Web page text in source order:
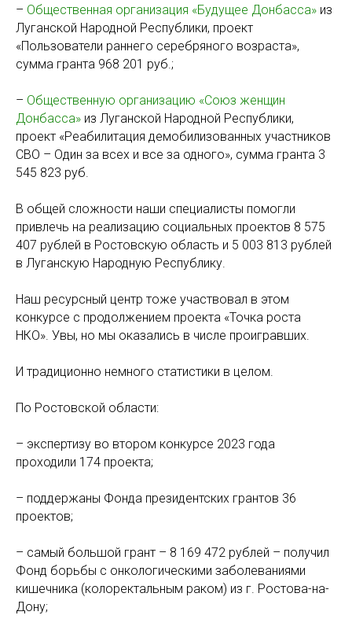
– Общественная организация «Будущее Донбасса» из
Луганской Народной Республики, проект
«Пользователи раннего серебряного возраста»,
сумма гранта 968 201 руб.;
– Общественную организацию «Союз женщин
Донбасса» из Луганской Народной Республики,
проект «Реабилитация демобилизованных участников
СВО – Один за всех и все за одного», сумма гранта 3
545 823 руб.
В общей сложности наши специалисты помогли
привлечь на реализацию социальных проектов 8 575
407 рублей в Ростовскую область и 5 003 813 рублей
в Луганскую Народную Республику.
Наш ресурсный центр тоже участвовал в этом
конкурсе с продолжением проекта «Точка роста
НКО». Увы, но мы оказались в числе проигравших.
И традиционно немного статистики в целом.
По Ростовской области:
– экспертизу во втором конкурсе 2023 года
проходили 174 проекта;
– поддержаны Фонда президентских грантов 36
проектов;
– самый большой грант – 8 169 472 рублей – получил
Фонд борьбы с онкологическими заболеваниями
кишечника (колоректальным раком) из г. Ростова-на-
Дону;